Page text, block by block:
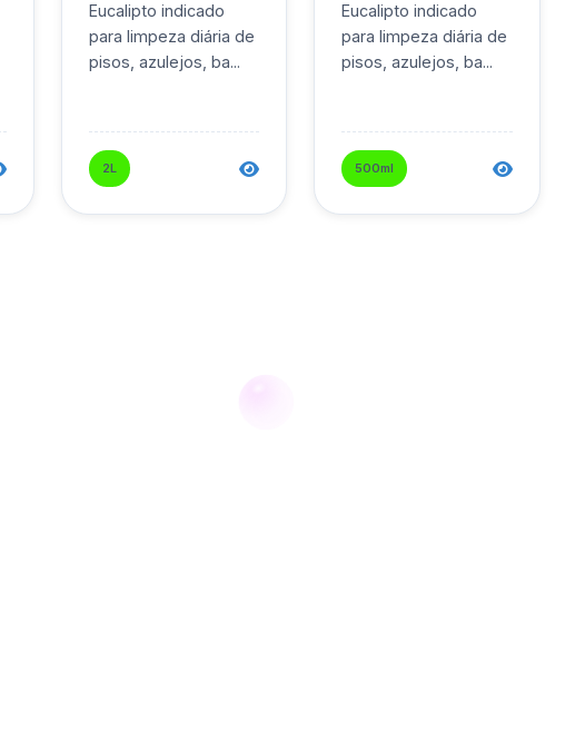
Eucalipto indicado
para limpeza diária de
pisos, azulejos, ba...
2L
Eucalipto indicado
para limpeza diária de
pisos, azulejos, ba...
500ml